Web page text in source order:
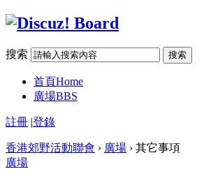
搜索 搜索
首頁Home
廣場BBS
註冊 |登錄
香港郊野活動聯會 › 廣場 › 其它事項
廣場